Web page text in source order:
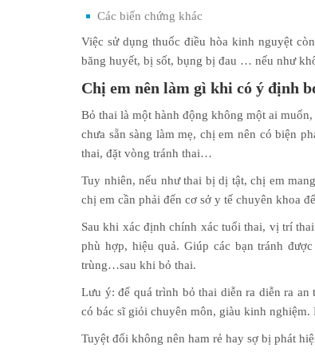
Các biến chứng khác
Việc sử dụng thuốc điều hòa kinh nguyệt
băng huyết, bị sốt, bụng bị đau … nếu như
Chị em nên làm gì khi có ý định
Bỏ thai là một hành động không một ai
chưa sẵn sàng làm mẹ, chị em nên có biện
thai, đặt vòng tránh thai…
Tuy nhiên, nếu như thai bị dị tật, chị em
chị em cần phải đến cơ sở y tế chuyên khoa
Sau khi xác định chính xác tuổi thai, vị trí
phù hợp, hiệu quả. Giúp các bạn tránh
trùng…sau khi bỏ thai.
Lưu ý: để quá trình bỏ thai diễn ra diễn ra
có bác sĩ giỏi chuyên môn, giàu kinh
Tuyệt đối không nên ham rẻ hay sợ bị phát